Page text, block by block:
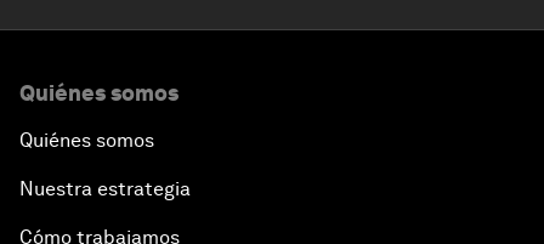
Quiénes somos
Quiénes somos
Nuestra estrategia
Cómo trabajamos